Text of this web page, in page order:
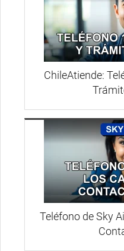
ChileAtiende:
Teléfono de Sky